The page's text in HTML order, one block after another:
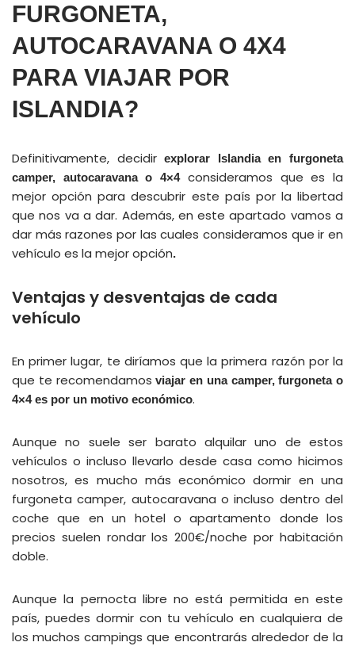
FURGONETA,
AUTOCARAVANA O 4X4
PARA VIAJAR POR
ISLANDIA?
Definitivamente, decidirexplorar Islandia en furgoneta
camper, autocaravana o 4×4consideramos que es la
mejor opción para descubrir este país por la libertad
que nos va a dar. Además, en este apartado vamos a
dar más razones por las cuales consideramos que ir en
vehículo es la mejor opción.
Ventajas y desventajas de cada
vehículo
En primer lugar, te diríamos que la primera razón por la
que te recomendamos viajar en una camper, furgoneta o
4×4 es por un motivo económico.
Aunque no suele ser barato alquilar uno de estos
vehículos o incluso llevarlo desde casa como hicimos
nosotros, es mucho más económico dormir en una
furgoneta camper, autocaravana o incluso dentro del
coche que en un hotel o apartamento donde los
precios suelen rondar los 200€/noche por habitación
doble.
Aunque la pernocta libre no está permitida en este
país, puedes dormir con tu vehículo en cualquiera de
los muchos campings que encontrarás alrededor de la